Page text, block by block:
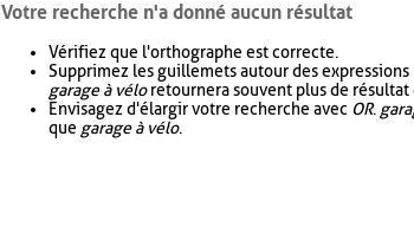
Votre recherche n'a donné aucun résultat
Vérifiez que l'orthographe est correcte.
Supprimez les guillemets autour des
garage à véloretournera souvent plus de résultat
Envisagez d'élargir votre recherche avec OR.
que garage à vélo.